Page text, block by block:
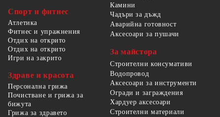
Спорт и фитнес
Атлетика
Фитнес и упражнения
Отдих на открито
Отдих на открито
Игри на закрито
Здраве и красота
Персонална грижа
Почистване и грижа за
бижута
Грижа за здравето
Камини
Чадъри за дъжд
Аварийна готовност
Аксесоари за пушачи
За майстора
Строителни консумативи
Водопровод
Аксесоари за инструменти
Огради и заграждения
Хардуер аксесоари
Строителни материали